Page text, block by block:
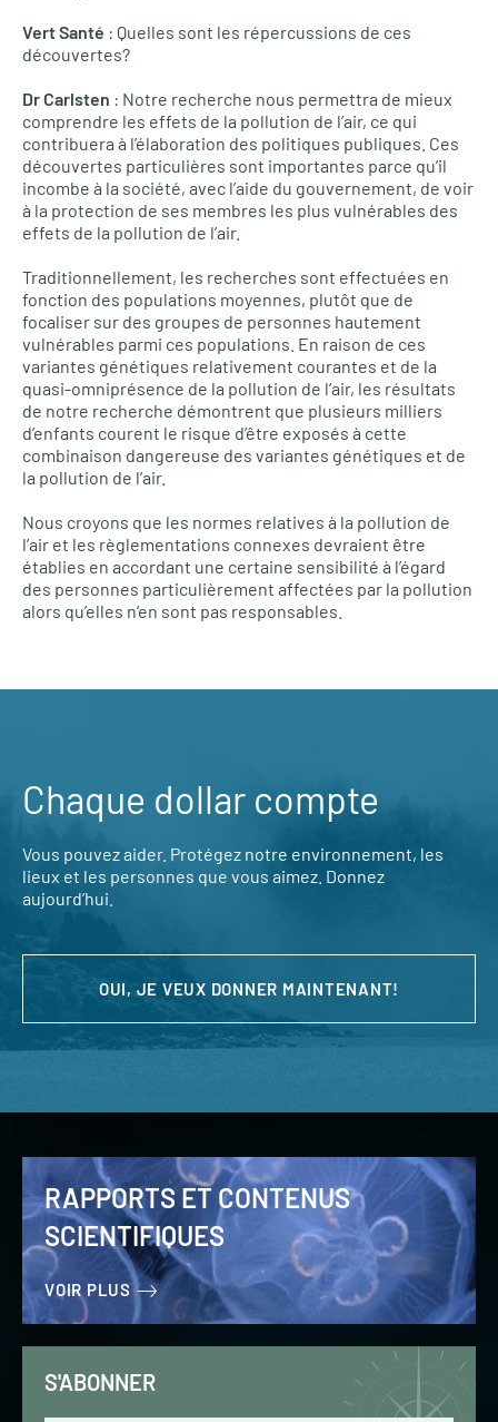
Vert Santé : Quelles sont les répercussions de ces
découvertes?
Dr Carlsten : Notre recherche nous permettra de mieux
comprendre les effets de la pollution de l’air, ce qui
contribuera à l’élaboration des politiques publiques. Ces
découvertes particulières sont importantes parce qu’il
incombe à la société, avec l’aide du gouvernement, de voir
à la protection de ses membres les plus vulnérables des
effets de la pollution de l’air.
Traditionnellement, les recherches sont effectuées en
fonction des populations moyennes, plutôt que de
focaliser sur des groupes de personnes hautement
vulnérables parmi ces populations. En raison de ces
variantes génétiques relativement courantes et de la
quasi-omniprésence de la pollution de l’air, les résultats
de notre recherche démontrent que plusieurs milliers
d’enfants courent le risque d’être exposés à cette
combinaison dangereuse des variantes génétiques et de
la pollution de l’air.
Nous croyons que les normes relatives à la pollution de
l’air et les règlementations connexes devraient être
établies en accordant une certaine sensibilité à l’égard
des personnes particulièrement affectées par la pollution
alors qu’elles n’en sont pas responsables.
Chaque dollar compte
Vous pouvez aider. Protégez notre environnement, les
lieux et les personnes que vous aimez. Donnez
aujourd’hui.
OUI, JE VEUX DONNER MAINTENANT!
RAPPORTS ET CONTENUS
SCIENTIFIQUES
VOIR PLUS
S'ABONNER